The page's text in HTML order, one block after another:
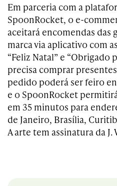
Em parceria com a
SpoonRocket, o e-
aceitará encomendas das
marca via aplicativo com
“Feliz Natal” e “Obrigado
precisa comprar
pedido poderá ser feiro
e o SpoonRocket
em 35 minutos para
de Janeiro, Brasília,
A arte tem assinatura da